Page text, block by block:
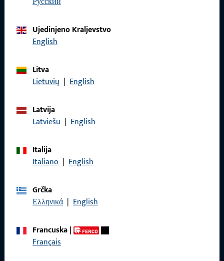
Nazovite nas
Ujedinjeno Kraljevstvo
English
Litva
Lietuvių | English
Latvija
Latviešu | English
Italija
Italiano | English
Grčka
Ελληνικά | English
Francuska|
Français
Opći uvjeti poslovanja